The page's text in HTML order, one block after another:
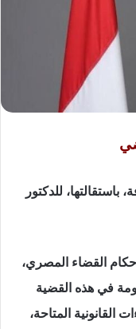
للدكتور
القضاء المصري،
في هذه القضية
المتاحة،